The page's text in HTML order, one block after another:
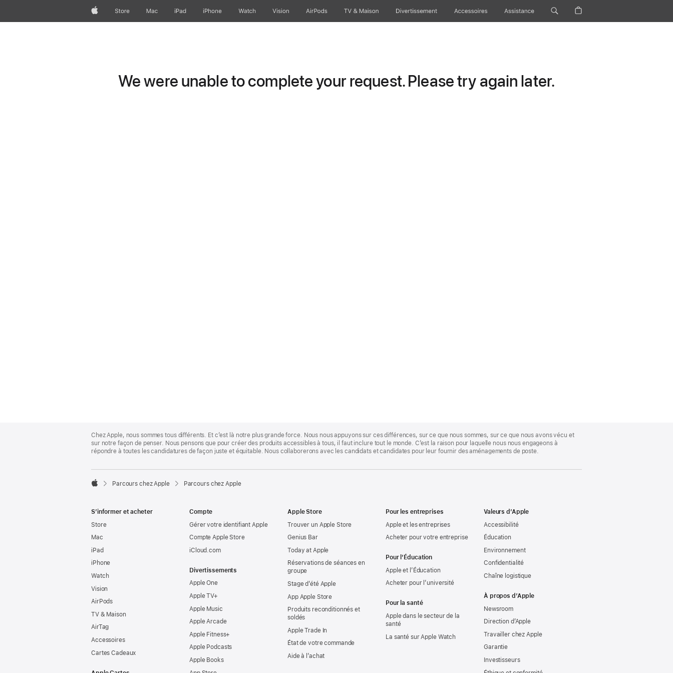
AppleStore Mac iPad iPhone Watch Vision AirPods TV & Maison Divertissements Accessoires Assistance
We were unable to complete your request. Please try again later.
Footer
Chez Apple, nous sommes tous différents. Et c’est là notre plus grande force. Nous nous appuyons sur ces différences, sur ce que nous sommes, sur ce que nous avons vécu et
sur notre façon de penser. Nous pensons que pour créer des produits accessibles à tous, il faut inclure tout le monde. C’est la raison pour laquelle nous nous engageons à
répondre à toutes les candidatures de façon juste et équitable. Nous collaborerons avec les candidats et candidates pour leur fournir des aménagements de poste.

Parcours chez Apple Parcours chez Apple
S’informer et acheter
Store
Mac
iPad
iPhone
Watch
Vision
AirPods
TV & Maison
AirTag
Accessoires
Cartes Cadeaux
Compte
Gérer votre identifiant Apple
Compte Apple Store
iCloud.com
Divertissements
Apple One
Apple TV+
Apple Music
Apple Arcade
Apple Fitness+
Apple Podcasts
Apple Books
Apple Store
Trouver un Apple Store
Genius Bar
Today at Apple
Réservations de séances en
groupe
Stage d’été Apple
App Apple Store
Produits reconditionnés et
soldés
Apple Trade In
État de votre commande
Aide à l’achat
Pour les entreprises
Apple et les entreprises
Acheter pour votre entreprise
Pour l’Éducation
Apple et l’Éducation
Acheter pour l’université
Pour la santé
Apple dans le secteur de la
santé
La santé sur Apple Watch
Valeurs d’Apple
Accessibilité
Éducation
Environnement
Confidentialité
Chaîne logistique
À propos d’Apple
Newsroom
Direction d’Apple
Travailler chez Apple
Garantie
Investisseurs